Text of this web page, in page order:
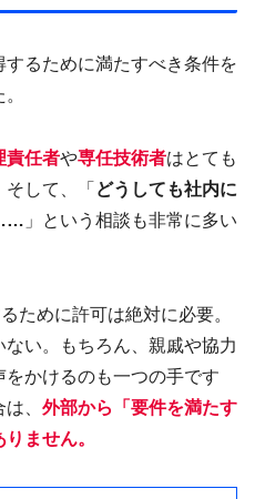
るために満たすべき条件を
責任者や専任技術者はとても
して、「 どうしても社内に
」という相談も非常に多い
ために許可は絶対に必要。
い。もちろん、親戚や協力
かけるのも一つの手です
、 外部から「要件を満たす
ません。